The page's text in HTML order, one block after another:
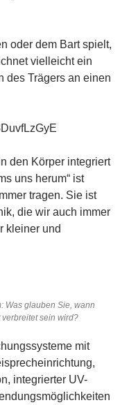
oder dem Bart spielt,
vielleicht ein
des Trägers an einen
den Körper integriert
uns herum“ ist
tragen. Sie ist
die wir auch immer
kleiner und
Was glauben Sie, wann
sein wird?
mit
integrierter UV-